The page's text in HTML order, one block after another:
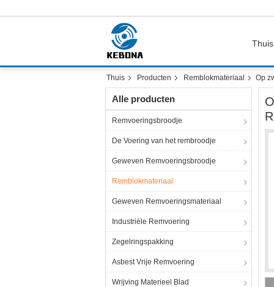
Thuis
Thuis Producten Remblokmateriaal Op
Alle producten
Remvoeringsbroodje
De Voering van het rembroodje
Geweven Remvoeringsbroodje
Remblokmateriaal
Geweven Remvoeringsmateriaal
Industriële Remvoering
Zegelringspakking
Asbest Vrije Remvoering
Wrijving Materieel Blad